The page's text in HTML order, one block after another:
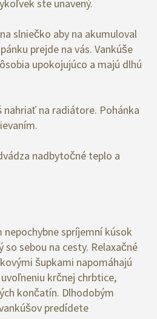
ste unavený.
slniečko aby na akumuloval
prejde na vás. Vankúše
upokojujúco a majú dlhú
na radiátore. Pohánka
nadbytočné teplo a
nepochybne spríjemní kúsok
sebou na cesty. Relaxačné
šupkami napomáhajú
krčnej chrbtice,
končatín. Dlhodobým
predídete